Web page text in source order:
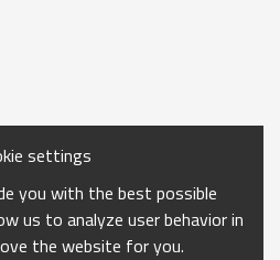
settings
you with the best possible
us to analyze user behavior in
the website for you.